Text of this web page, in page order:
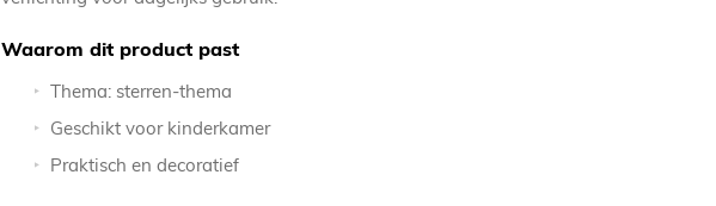
Waarom dit product past
Thema: sterren-thema
Geschikt voor kinderkamer
Praktisch en decoratief